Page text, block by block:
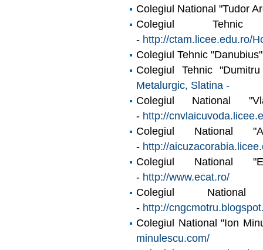
Colegiul National "Tudor
Colegiul
- http://ctam.licee.edu.ro/
Colegiul Tehnic
Colegiul Tehnic
Metalurgic, Slatina -
Colegiul National
- http://
Colegiul National
- http://
Colegiul National
- http://www.ecat.ro/
Colegiul
- http://
Colegiul National "Ion
minulescu.com/